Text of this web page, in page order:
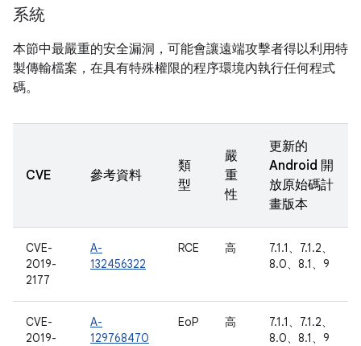
系統
本節中最嚴重的安全漏洞，可能會讓遠端攻擊者得以利用特
製傳輸檔案，在具有特殊權限的程序環境內執行任何程式
碼。
CVE 參考資料
類
型
嚴
重
性
更新的
Android 開
放原始碼計
畫版本
CVE-
2019-
2177
A-
132456322
RCE 高
7.1.1、7.1.2、
8.0、8.1、9
CVE-
2019-
A-
129768470
EoP 高
7.1.1、7.1.2、
8.0、8.1、9